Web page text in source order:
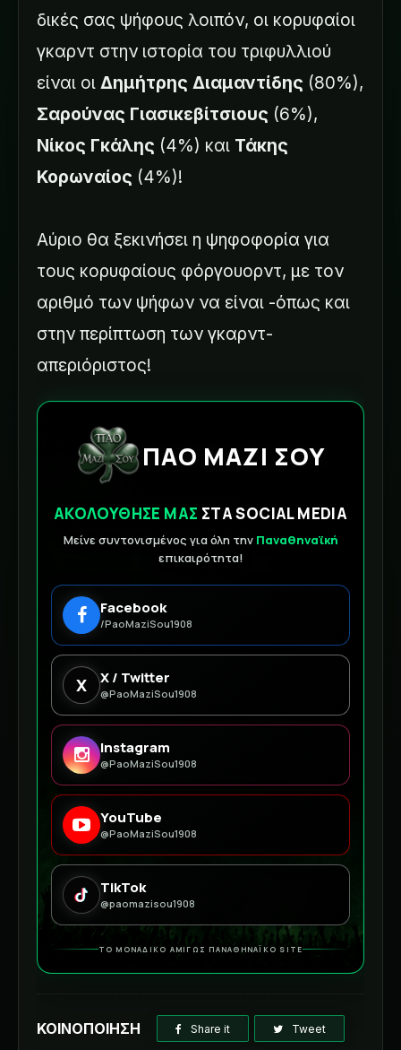
δικές σας ψήφους λοιπόν, οι κορυφαίοι
γκαρντ στην ιστορία του τριφυλλιού
είναι οι Δημήτρης Διαμαντίδης (80%),
Σαρούνας Γιασικεβίτσιους (6%),
Νίκος Γκάλης (4%) και Τάκης
Κορωναίος (4%)!
Αύριο θα ξεκινήσει η ψηφοφορία για
τους κορυφαίους φόργουορντ, με τον
αριθμό των ψήφων να είναι -όπως και
στην περίπτωση των γκαρντ-
απεριόριστος!
ΠΑΟ ΜΑΖΙ ΣΟΥ
ΑΚΟΛΟΥΘΗΣΕ ΜΑΣ ΣΤΑ SOCIAL MEDIA
Μείνε συντονισμένος για όλη την Παναθηναϊκή
επικαιρότητα!
Facebook
/PaoMaziSou1908
X X / Twitter
@PaoMaziSou1908
Instagram
@PaoMaziSou1908
YouTube
@PaoMaziSou1908
TikTok
@paomazisou1908
ΤΟ ΜΟΝΑΔΙΚΟ ΑΜΙΓΩΣ ΠΑΝΑΘΗΝΑΪΚΟ SITE
ΚΟΙΝΟΠΟΙΗΣΗ Share it Tweet